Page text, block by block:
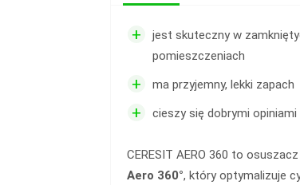
+
jest skuteczny w
pomieszczeniach
+ ma przyjemny, lekki zapach
+ cieszy się dobrymi opiniami
CERESIT AERO 360 to
Aero 360°, który optymalizuje